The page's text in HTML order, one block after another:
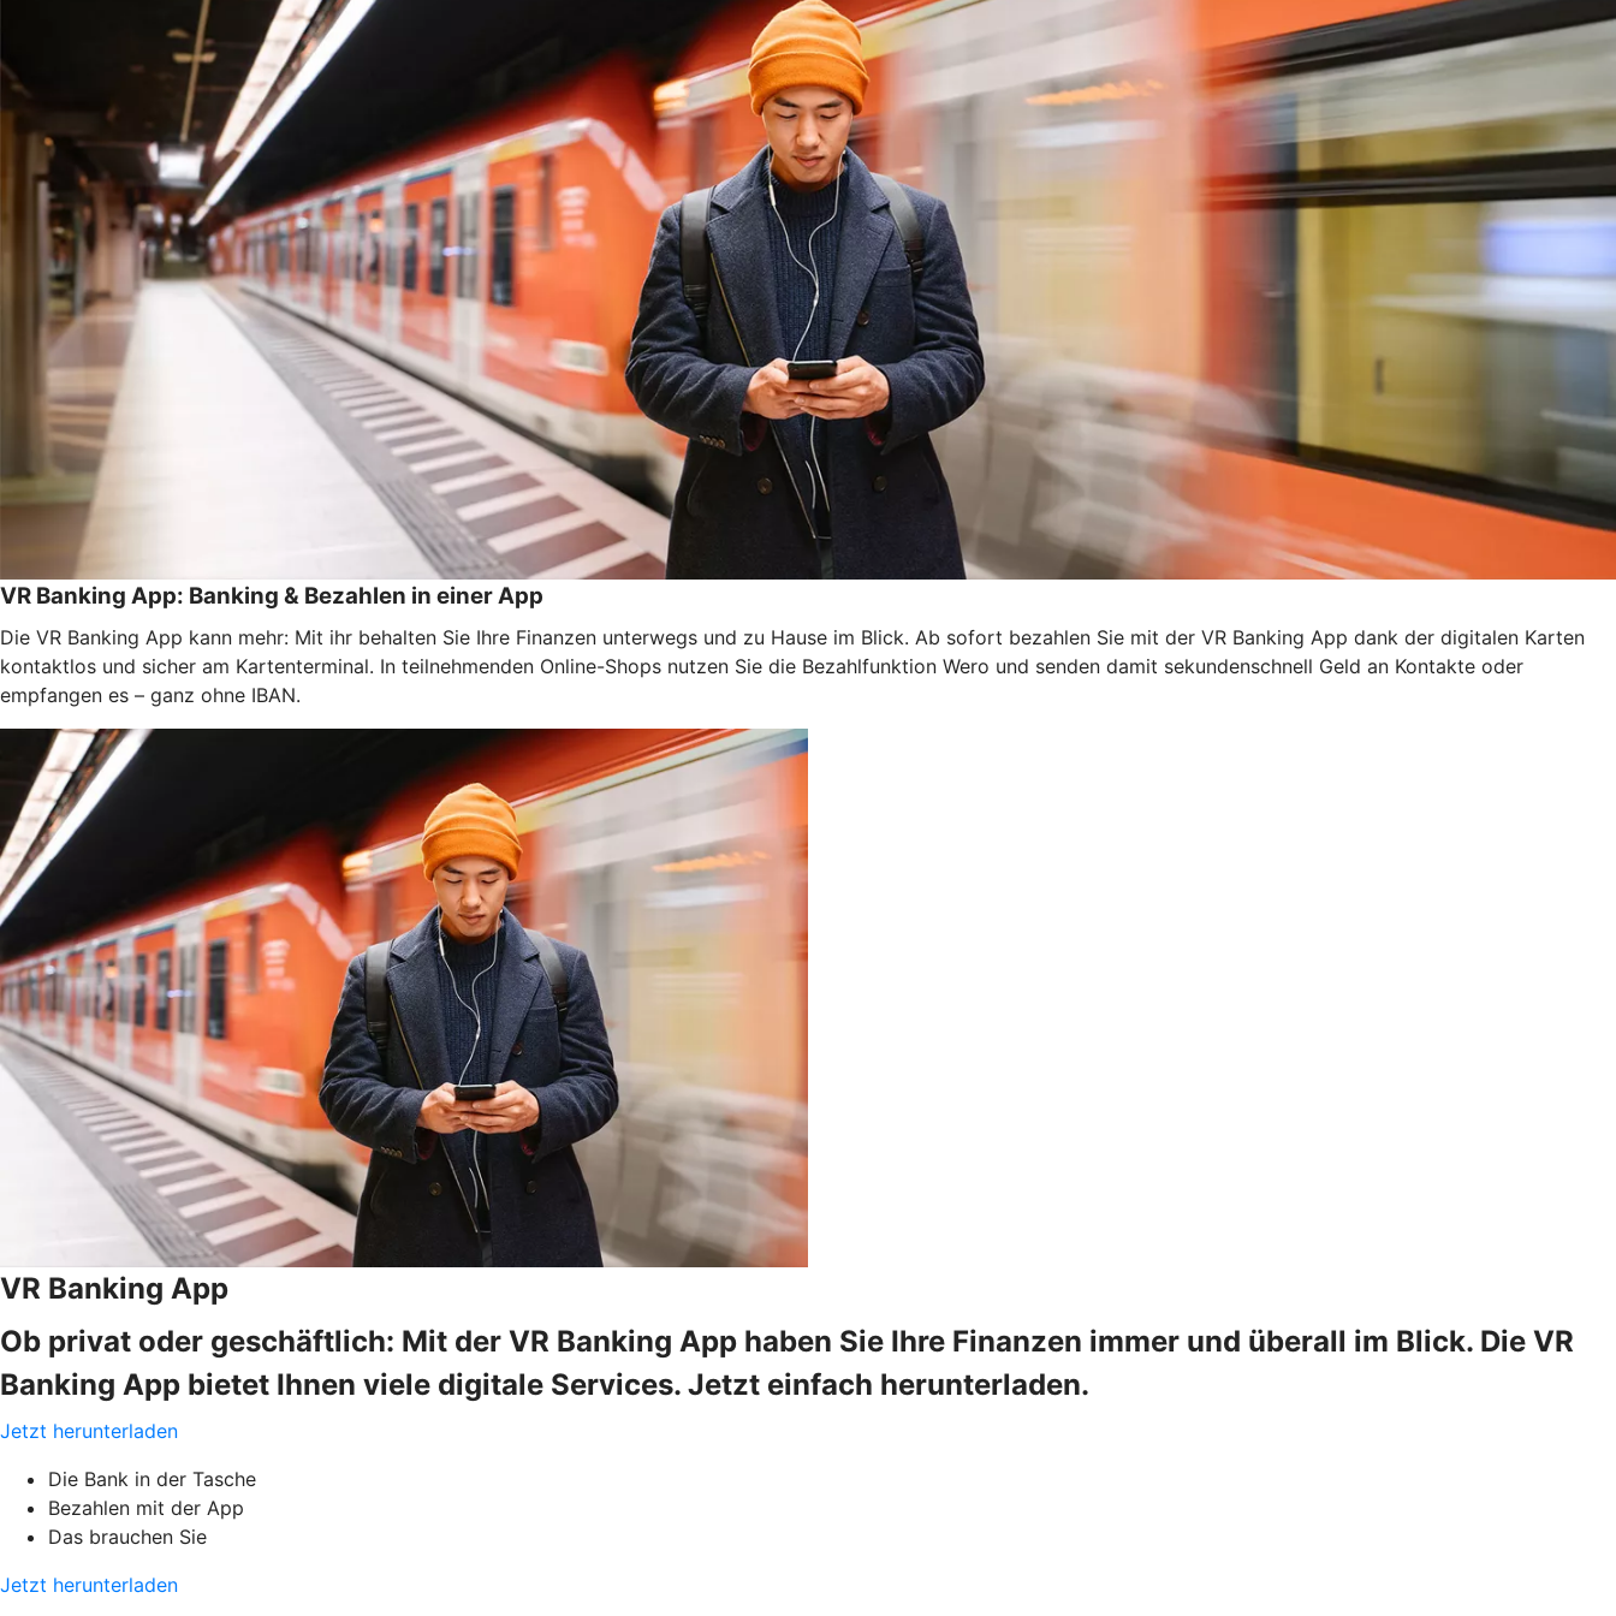
VR Banking App: Banking & Bezahlen in einer App
Die VR Banking App kann mehr: Mit ihr behalten Sie Ihre Finanzen unterwegs und zu Hause im Blick. Ab sofort bezahlen Sie mit der VR Banking App dank der digitalen Karten
kontaktlos und sicher am Kartenterminal. In teilnehmenden Online-Shops nutzen Sie die Bezahlfunktion Wero und senden damit sekundenschnell Geld an Kontakte oder
empfangen es – ganz ohne IBAN.
VR Banking App
Ob privat oder geschäftlich: Mit der VR Banking App haben Sie Ihre Finanzen immer und überall im Blick. Die VR
Banking App bietet Ihnen viele digitale Services. Jetzt einfach herunterladen.
Jetzt herunterladen
Die Bank in der Tasche
Bezahlen mit der App
Das brauchen Sie
Jetzt herunterladen